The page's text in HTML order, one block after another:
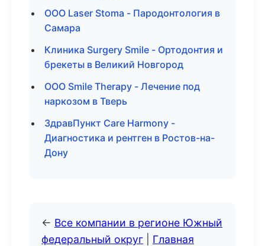
ООО Laser Stoma - Пародонтология в
Самара
Клиника Surgery Smile - Ортодонтия и
брекеты в Великий Новгород
ООО Smile Therapy - Лечение под
наркозом в Тверь
ЗдравПункт Care Harmony -
Диагностика и рентген в Ростов-на-
Дону
← Все компании в регионе Южный
федеральный округ
Главная